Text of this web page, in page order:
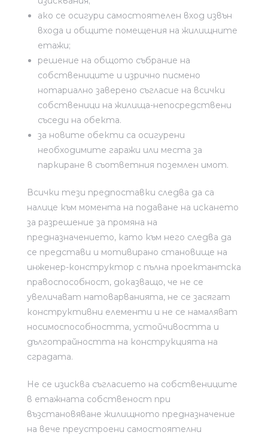
ако се осигури самостоятелен вход извън
входа и общите помещения на жилищните
етажи;
решение на общото събрание на
собствениците и изрично писмено
нотариално заверено съгласие на всички
собственици на жилища-непосредствени
съседи на обекта.
за новите обекти са осигурени
необходимите гаражи или места за
паркиране в съответния поземлен имот.
Всички тези предпоставки следва да са
налице към момента на подаване на искането
за разрешение за промяна на
предназначението, като към него следва да
се представи и мотивирано становище на
инженер-конструктор с пълна проектантска
правоспособност, доказващо, че не се
увеличават натоварванията, не се засягат
конструктивни елементи и не се намаляват
носимоспособността, устойчивостта и
дълготрайността на конструкцията на
сградата.
Не се изисква съгласието на собствениците
в етажната собственост при
възстановяване жилищното предназначение
на вече преустроени самостоятелни